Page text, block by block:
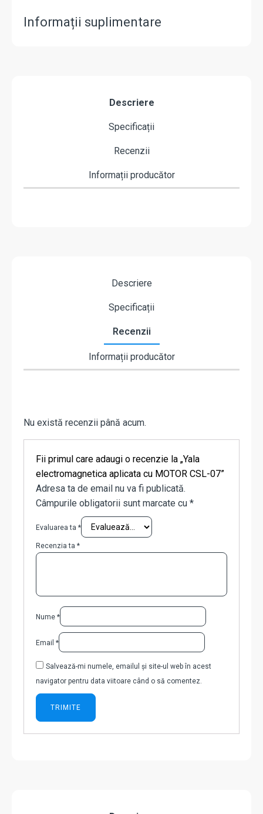
Informații suplimentare
Descriere
Specificații
Recenzii
Informații producător
Descriere
Specificații
Recenzii
Informații producător
Nu există recenzii până acum.
Fii primul care adaugi o recenzie la „Yala
electromagnetica aplicata cu MOTOR CSL-07”
Adresa ta de email nu va fi publicată.
Câmpurile obligatorii sunt marcate cu *
Evaluarea ta *
Recenzia ta *
Nume *
Email *
Salvează-mi numele, emailul și site-ul web în acest
navigator pentru data viitoare când o să comentez.